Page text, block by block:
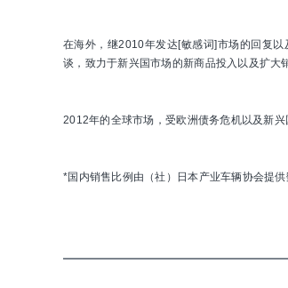
在海外，继2010年发达[敏感词]市场的回复
谈，致力于新兴国市场的新商品投入以及扩大
2012年的全球市场，受欧洲债务危机以及新
*国内销售比例由（社）日本产业车辆协会提